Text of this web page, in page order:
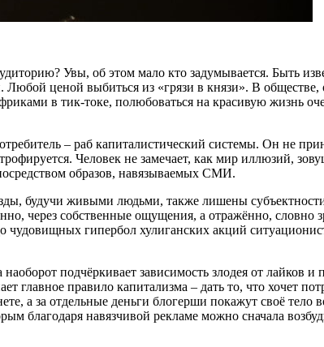
Увы, об этом мало кто задумывается. Быть
ценой выбиться из «грязи в князи». В обществе,
в тик-токе, полюбоваться на красивую жизнь
– раб капиталистический системы. Он не
Человек не замечает, как мир иллюзий,
образов, навязываемых СМИ.
будучи живыми людьми, также лишены
через собственные ощущения, а отражённо, словно
гипербол хулиганских акций
подчёркивает зависимость злодея от лайков
главное правило капитализма – дать то, что хочет
а за отдельные деньги блогерши покажут своё
благодаря навязчивой рекламе можно сначала